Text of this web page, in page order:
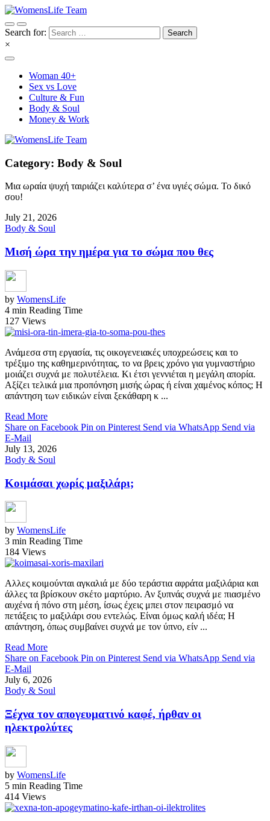
Search for:
×
Woman 40+
Sex vs Love
Culture & Fun
Body & Soul
Money & Work
Category: Body & Soul
Μια ωραία ψυχή ταιριάζει καλύτερα σ’ ένα υγιές σώμα. Το δικό
σου!
July 21, 2026
Body & Soul
Μισή ώρα την ημέρα για το σώμα που θες
by WomensLife
4 min Reading Time
127 Views
Ανάμεσα στη εργασία, τις οικογενειακές υποχρεώσεις και το
τρέξιμο της καθημερινότητας, το να βρεις χρόνο για γυμναστήριο
μοιάζει συχνά με πολυτέλεια. Κι έτσι γεννιέται η μεγάλη απορία.
Αξίζει τελικά μια προπόνηση μισής ώρας ή είναι χαμένος κόπος; Η
απάντηση των ειδικών είναι ξεκάθαρη κ ...
Read More
Share on Facebook Pin on Pinterest Send via WhatsApp Send via
E-Mail
July 13, 2026
Body & Soul
Κοιμάσαι χωρίς μαξιλάρι;
by WomensLife
3 min Reading Time
184 Views
Αλλες κοιμούνται αγκαλιά με δύο τεράστια αφράτα μαξιλάρια και
άλλες τα βρίσκουν σκέτο μαρτύριο. Αν ξυπνάς συχνά με πιασμένο
αυχένα ή πόνο στη μέση, ίσως έχεις μπει στον πειρασμό να
πετάξεις το μαξιλάρι σου εντελώς. Είναι όμως καλή ιδέα; Η
απάντηση, όπως συμβαίνει συχνά με τον ύπνο, είν ...
Read More
Share on Facebook Pin on Pinterest Send via WhatsApp Send via
E-Mail
July 6, 2026
Body & Soul
Ξέχνα τον απογευματινό καφέ, ήρθαν οι
ηλεκτρολύτες
by WomensLife
5 min Reading Time
414 Views